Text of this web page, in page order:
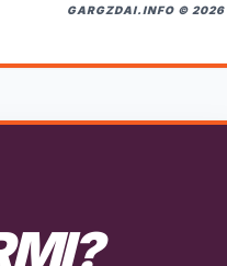
GARGZDAI.INFO © 2026